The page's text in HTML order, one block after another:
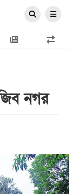
নগর